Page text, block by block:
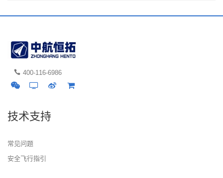
400-116-6986
技术支持
常见问题
安全飞行指引